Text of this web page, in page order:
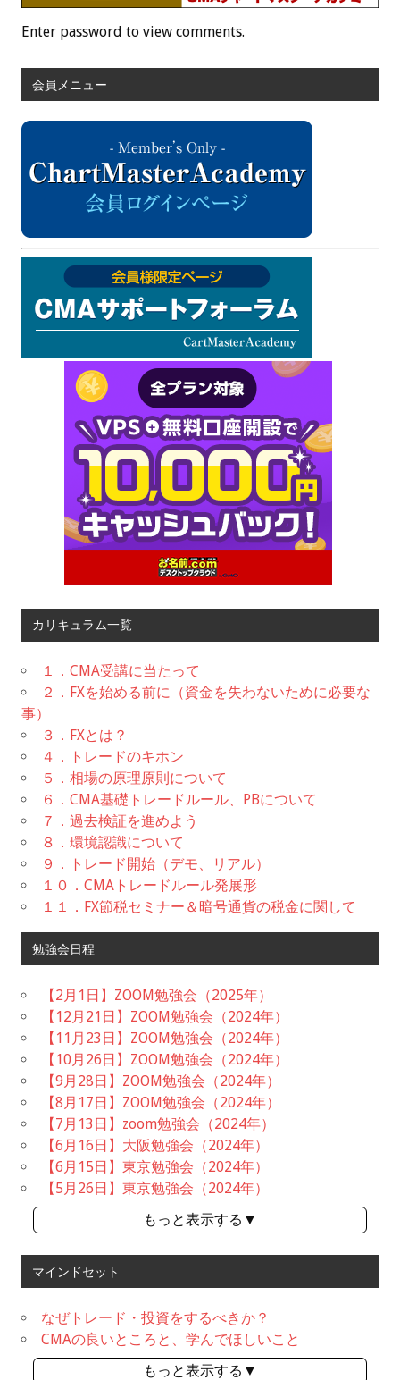
Enter password to view comments.
会員メニュー
カリキュラム一覧
１．CMA受講に当たって
２．FXを始める前に（資金を失わないために必要な
事）
３．FXとは？
４．トレードのキホン
５．相場の原理原則について
６．CMA基礎トレードルール、PBについて
７．過去検証を進めよう
８．環境認識について
９．トレード開始（デモ、リアル）
１０．CMAトレードルール発展形
１１．FX節税セミナー＆暗号通貨の税金に関して
勉強会日程
【2月1日】ZOOM勉強会（2025年）
【12月21日】ZOOM勉強会（2024年）
【11月23日】ZOOM勉強会（2024年）
【10月26日】ZOOM勉強会（2024年）
【9月28日】ZOOM勉強会（2024年）
【8月17日】ZOOM勉強会（2024年）
【7月13日】zoom勉強会（2024年）
【6月16日】大阪勉強会（2024年）
【6月15日】東京勉強会（2024年）
【5月26日】東京勉強会（2024年）
もっと表示する▼
マインドセット
なぜトレード・投資をするべきか？
CMAの良いところと、学んでほしいこと
もっと表示する▼